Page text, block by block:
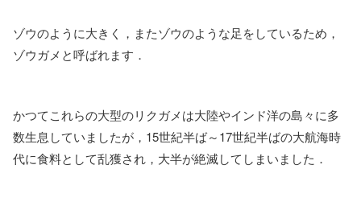
ゾウのように大きく，またゾウのような足をしているため，
ゾウガメと呼ばれます．
かつてこれらの大型のリクガメは大陸やインド洋の島々に多
数生息していましたが，15世紀半ば～17世紀半ばの大航海時
代に食料として乱獲され，大半が絶滅してしまいました．